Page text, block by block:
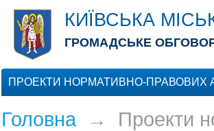
КИЇВСЬКА
ГРОМАДСЬКЕ
ПРОЕКТИ НОРМАТИВНО-ПРАВОВИХ
Головна→ Проекти